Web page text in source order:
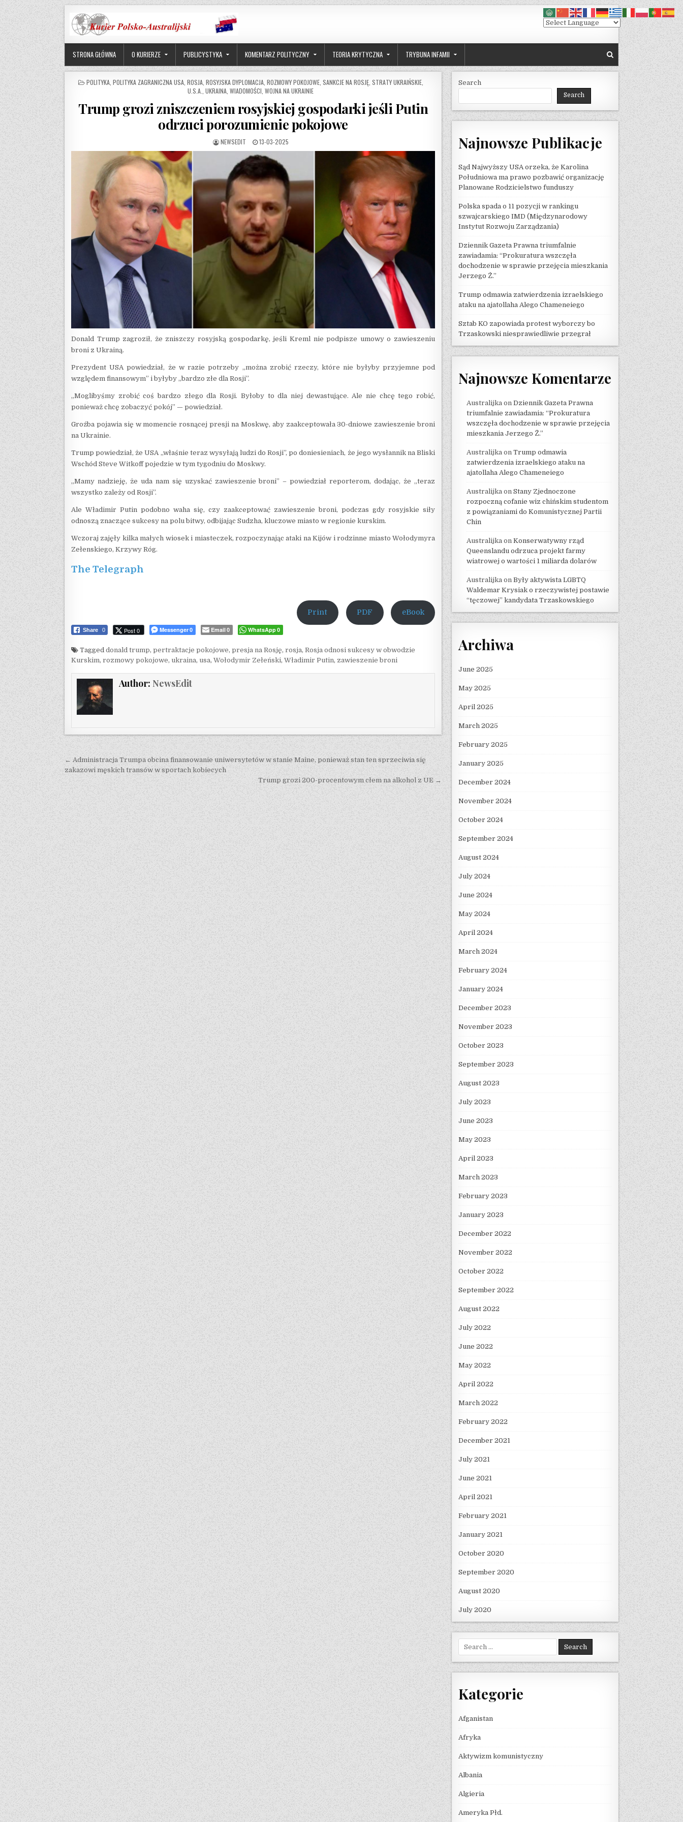
Skip to content
STRONA GŁÓWNA O KURIERZE PUBLICYSTYKA KOMENTARZ POLITYCZNY TEORIA KRYTYCZNA TRYBUNA INFAMII
POSTED IN
POLITYKA, POLITYKA ZAGRANICZNA USA, ROSJA, ROSYJSKA DYPLOMACJA, ROZMOWY POKOJOWE, SANKCJE NA ROSJĘ, STRATY UKRAIŃSKIE,
U.S.A. ,UKRAINA ,WIADOMOŚCI ,WOJNA NA UKRAINIE
Trump grozi zniszczeniem rosyjskiej gospodarki jeśli Putin
odrzuci porozumienie pokojowe
AUTHOR:
NEWSEDIT PUBLISHED DATE:
13-03-2025
Donald Trump zagroził, że zniszczy rosyjską gospodarkę, jeśli Kreml nie podpisze umowy o zawieszeniu
broni z Ukrainą.
Prezydent USA powiedział, że w razie potrzeby „można zrobić rzeczy, które nie byłyby przyjemne pod
względem finansowym” i byłyby „bardzo złe dla Rosji”.
„Moglibyśmy zrobić coś bardzo złego dla Rosji. Byłoby to dla niej dewastujące. Ale nie chcę tego robić,
ponieważ chcę zobaczyć pokój” — powiedział.
Groźba pojawia się w momencie rosnącej presji na Moskwę, aby zaakceptowała 30-dniowe zawieszenie broni
na Ukrainie.
Trump powiedział, że USA „właśnie teraz wysyłają ludzi do Rosji”, po doniesieniach, że jego wysłannik na Bliski
Wschód Steve Witkoff pojedzie w tym tygodniu do Moskwy.
„Mamy nadzieję, że uda nam się uzyskać zawieszenie broni” – powiedział reporterom, dodając, że „teraz
wszystko zależy od Rosji”.
Ale Władimir Putin podobno waha się, czy zaakceptować zawieszenie broni, podczas gdy rosyjskie siły
odnoszą znaczące sukcesy na polu bitwy, odbijając Sudzha, kluczowe miasto w regionie kurskim.
Wczoraj zajęły kilka małych wiosek i miasteczek, rozpoczynając ataki na Kijów i rodzinne miasto Wołodymyra
Zełenskiego, Krzywy Róg.
The Telegraph
Print PDF eBook
Share 0 Post 0 Messenger0 Email0 WhatsApp0
Tagged donald trump, pertraktacje pokojowe, presja na Rosję, rosja, Rosja odnosi sukcesy w obwodzie
Kurskim, rozmowy pokojowe, ukraina, usa, Wołodymir Zełeński, Władimir Putin, zawieszenie broni
Author: NewsEdit
Post navigation
← Administracja Trumpa obcina finansowanie uniwersytetów w stanie Maine, ponieważ stan ten sprzeciwia się
zakazowi męskich transów w sportach kobiecych
Trump grozi 200-procentowym cłem na alkohol z UE →
Search
Search
Najnowsze Publikacje
Sąd Najwyższy USA orzeka, że ​​Karolina
Południowa ma prawo pozbawić organizację
Planowane Rodzicielstwo funduszy
Polska spada o 11 pozycji w rankingu
szwajcarskiego IMD (Międzynarodowy
Instytut Rozwoju Zarządzania)
Dziennik Gazeta Prawna triumfalnie
zawiadamia: “Prokuratura wszczęła
dochodzenie w sprawie przejęcia mieszkania
Jerzego Ż.”
Trump odmawia zatwierdzenia izraelskiego
ataku na ajatollaha Alego Chameneiego
Sztab KO zapowiada protest wyborczy bo
Trzaskowski niesprawiedliwie przegrał
Najnowsze Komentarze
Australijkaon Dziennik Gazeta Prawna
triumfalnie zawiadamia: “Prokuratura
wszczęła dochodzenie w sprawie przejęcia
mieszkania Jerzego Ż.”
Australijkaon Trump odmawia
zatwierdzenia izraelskiego ataku na
ajatollaha Alego Chameneiego
Australijkaon Stany Zjednoczone
rozpoczną cofanie wiz chińskim studentom
z powiązaniami do Komunistycznej Partii
Chin
Australijkaon Konserwatywny rząd
Queenslandu odrzuca projekt farmy
wiatrowej o wartości 1 miliarda dolarów
Australijkaon Były aktywista LGBTQ
Waldemar Krysiak o rzeczywistej postawie
“tęczowej” kandydata Trzaskowskiego
Archiwa
June 2025
May 2025
April 2025
March 2025
February 2025
January 2025
December 2024
November 2024
October 2024
September 2024
August 2024
July 2024
June 2024
May 2024
April 2024
March 2024
February 2024
January 2024
December 2023
November 2023
October 2023
September 2023
August 2023
July 2023
June 2023
May 2023
April 2023
March 2023
February 2023
January 2023
December 2022
November 2022
October 2022
September 2022
August 2022
July 2022
June 2022
May 2022
April 2022
March 2022
February 2022
December 2021
July 2021
June 2021
April 2021
February 2021
January 2021
October 2020
September 2020
August 2020
July 2020
Search for:
Kategorie
Afganistan
Afryka
Aktywizm komunistyczny
Albania
Algieria
Ameryka Płd.